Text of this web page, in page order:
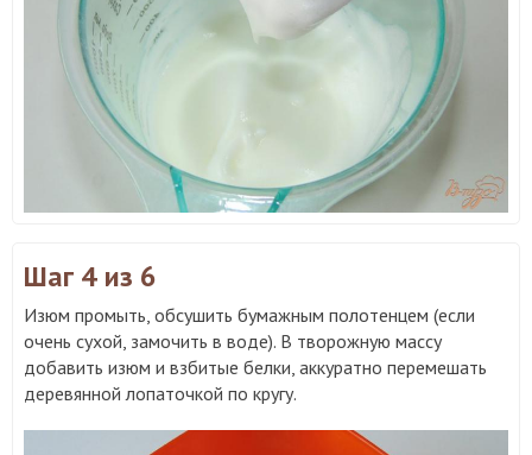
Шаг 4 из 6
Изюм промыть, обсушить бумажным полотенцем (если
очень сухой, замочить в воде). В творожную массу
добавить изюм и взбитые белки, аккуратно перемешать
деревянной лопаточкой по кругу.